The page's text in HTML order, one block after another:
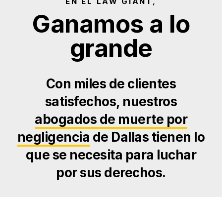
Ganamos a lo
grande
Con miles de clientes
satisfechos, nuestros
abogados de muerte por
negligencia de Dallas tienen lo
que se necesita para luchar
por sus derechos.